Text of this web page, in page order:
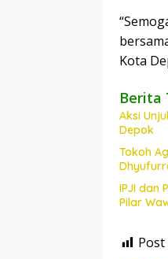
Kota
Berita
Aksi
Depok
Tokoh
IPJI dan
Pilar
Post